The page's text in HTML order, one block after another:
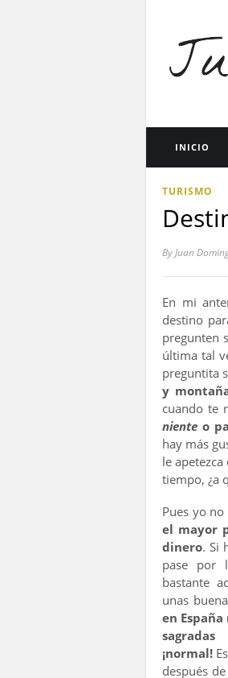
INICIO
TURISMO
ByJuan
En mi
destino
pregunten
última tal
preguntita
y
cuando te
niente o
hay más
le
tiempo, ¿a
Pues yo
el mayor
dinero. Si
pase por
bastante
unas
en
¡normal!
después